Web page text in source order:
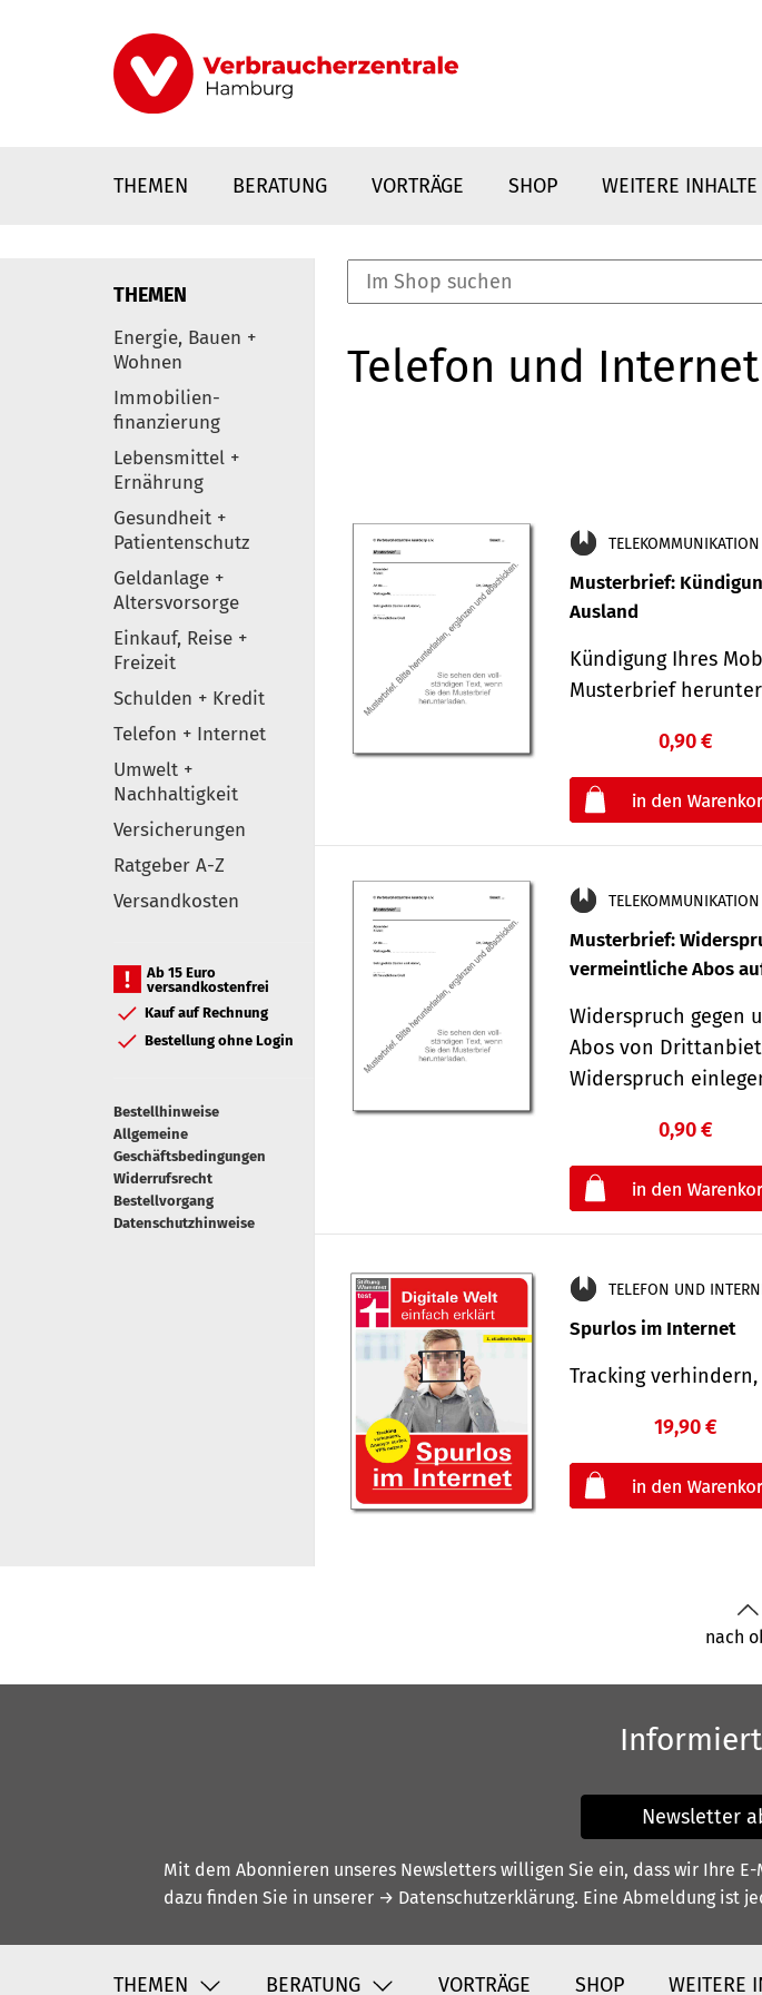
THEMEN BERATUNG VORTRÄGE SHOP WEITERE INHALTE
Elemente
THEMEN
Energie, Bauen +
Wohnen
Immobilien-
finanzierung
Lebensmittel +
Ernährung
Gesundheit +
Patientenschutz
Geldanlage +
Altersvorsorge
Einkauf, Reise +
Freizeit
Schulden + Kredit
Telefon + Internet
Umwelt +
Nachhaltigkeit
Versicherungen
Ratgeber A-Z
Versandkosten
Ab 15 Euro
versandkostenfrei
Kauf auf Rechnung
Bestellung ohne Login
Bestellhinweise
Allgemeine
Geschäftsbedingungen
Widerrufsrecht
Bestellvorgang
Datenschutzhinweise
Telefon und Internet
TELEKOMMUNIKATION
Musterbrief:
Ausland
Kündigung Ihres
Musterbrief
0,90 €
TELEKOMMUNIKATION
Musterbrief:
vermeintliche Abos
Widerspruch gegen
Abos von
Widerspruch
0,90 €
TELEFON UND
Spurlos im Internet
Tracking
19,90 €
nach
Newsletter
Mit dem Abonnieren unseres Newsletters willigen Sie ein, dass wir Ihre
dazu finden Sie in unserer → Datenschutzerklärung. Eine Abmeldung ist
THEMEN BERATUNG VORTRÄGE SHOP WEITERE